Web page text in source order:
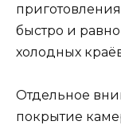
быстро и
холодных
Отдельное
покрытие